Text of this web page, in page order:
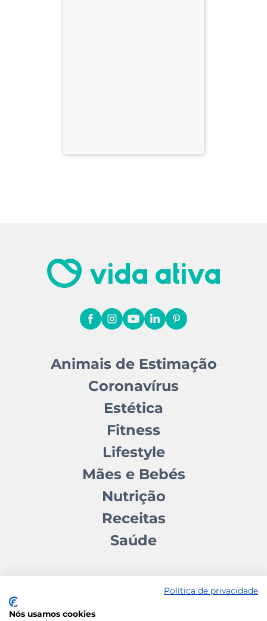
Animais de Estimação
Coronavírus
Estética
Fitness
Lifestyle
Mães e Bebés
Nutrição
Receitas
Saúde
Política de privacidade
Nós usamos cookies